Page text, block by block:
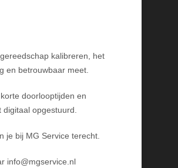
kalibreren, het
en betrouwbaar meet.
doorlooptijden en
opgestuurd.
je bij MG Service terecht.
info@mgservice.nl